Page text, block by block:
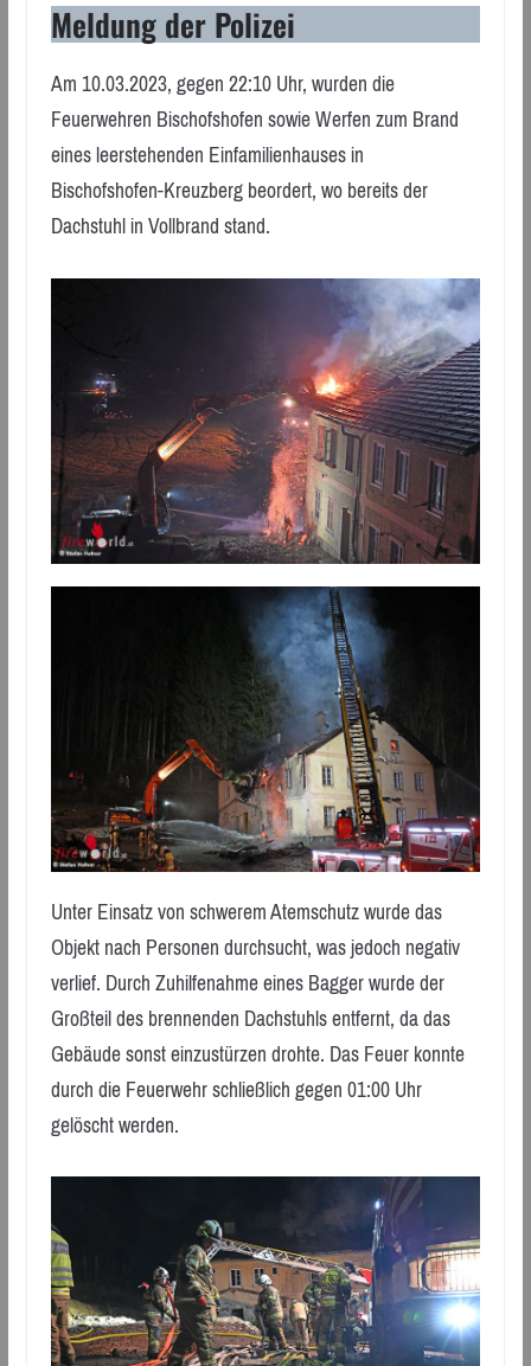
Meldung der Polizei
Am 10.03.2023, gegen 22:10 Uhr, wurden die
Feuerwehren Bischofshofen sowie Werfen zum Brand
eines leerstehenden Einfamilienhauses in
Bischofshofen-Kreuzberg beordert, wo bereits der
Dachstuhl in Vollbrand stand.
Unter Einsatz von schwerem Atemschutz wurde das
Objekt nach Personen durchsucht, was jedoch negativ
verlief. Durch Zuhilfenahme eines Bagger wurde der
Großteil des brennenden Dachstuhls entfernt, da das
Gebäude sonst einzustürzen drohte. Das Feuer konnte
durch die Feuerwehr schließlich gegen 01:00 Uhr
gelöscht werden.